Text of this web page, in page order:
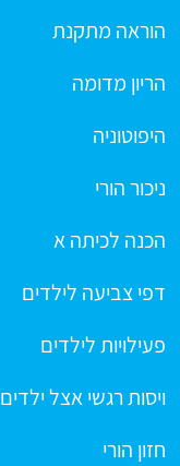
הוראה מתקנת
הריון מדומה
היפוטוניה
ניכור הורי
הכנה לכיתה א
דפי צביעה לילדים
פעילויות לילדים
ויסות רגשי אצל ילדים
חזון הורי